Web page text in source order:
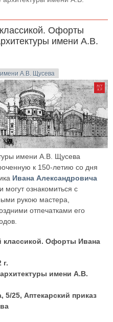
Офорты
имени А.В.
А.В. Щусева
имени А.В. Щусева
к 150-летию со дня
Ивана Александровича
могут ознакомиться с
рукою мастера,
отпечатками его
классикой. Офорты Ивана
г.
имени А.В.
25, Аптекарский приказ